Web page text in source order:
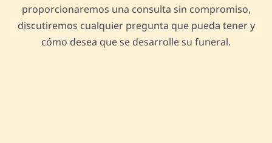
proporcionaremos una consulta sin compromiso,
discutiremos cualquier pregunta que pueda tener y
cómo desea que se desarrolle su funeral.